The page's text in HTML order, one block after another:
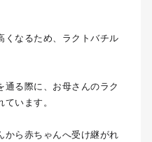
くなるため、ラクトバチル
通る際に、お母さんのラク
います。
から赤ちゃんへ受け継がれ